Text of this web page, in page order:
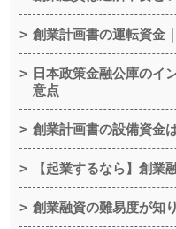
創業計画書の運転資金
日本政策金融公庫のイ
意点
創業計画書の設備資金
【起業するなら】創業
創業融資の難易度が知